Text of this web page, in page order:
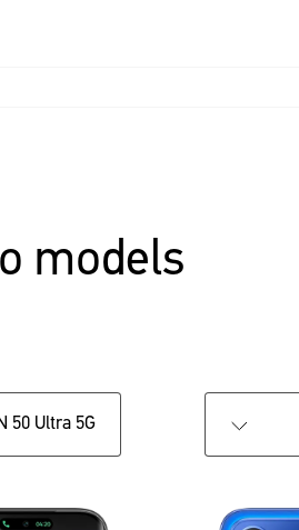
models
50 Ultra 5G